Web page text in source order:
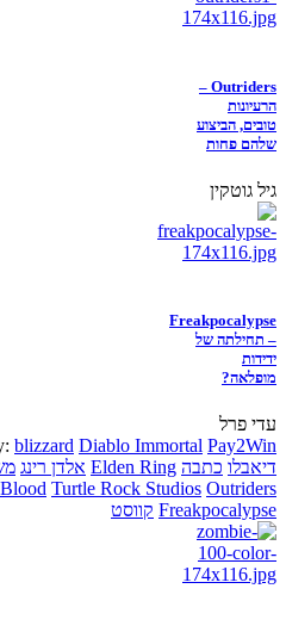
Outriders –
הרעיונות
טובים, הביצוע
שלהם פחות
גיל גוטקין
Freakpocalypse
– תחילתה של
ידידות
מופלאה?
עדי פרל
blizzard Diablo Immortal Pay2Win
דיאבלו כתבה Elden Ring אלדן רינג
Turtle Rock Studios Outriders
Freakpocalypse קווסט